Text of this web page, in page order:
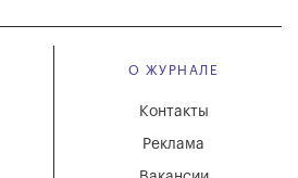
О ЖУРНАЛЕ
Реклама
Контакты